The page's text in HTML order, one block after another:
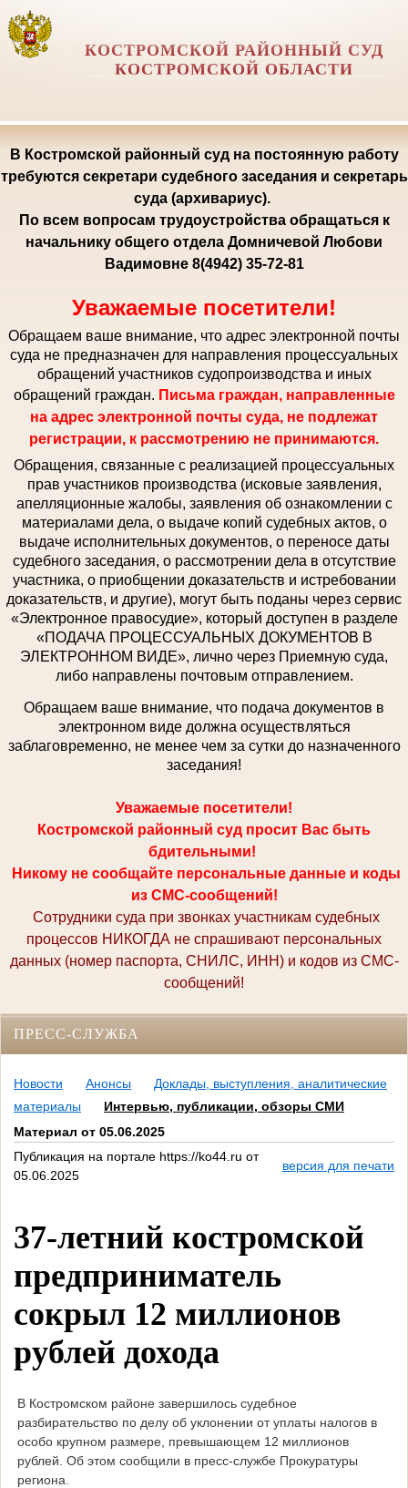
КОСТРОМСКОЙ РАЙОННЫЙ СУД
КОСТРОМСКОЙ ОБЛАСТИ
В Костромской районный суд на постоянную работу
требуются секретари судебного заседания и секретарь
суда (архивариус).
По всем вопросам трудоустройства обращаться к
начальнику общего отдела Домничевой Любови
Вадимовне 8(4942) 35-72-81
Уважаемые посетители!
Обращаем ваше внимание, что адрес электронной почты
суда не предназначен для направления процессуальных
обращений участников судопроизводства и иных
обращений граждан. Письма граждан, направленные
на адрес электронной почты суда, не подлежат
регистрации, к рассмотрению не принимаются.
Обращения, связанные с реализацией процессуальных
прав участников производства (исковые заявления,
апелляционные жалобы, заявления об ознакомлении с
материалами дела, о выдаче копий судебных актов, о
выдаче исполнительных документов, о переносе даты
судебного заседания, о рассмотрении дела в отсутствие
участника, о приобщении доказательств и истребовании
доказательств, и другие), могут быть поданы через сервис
«Электронное правосудие», который доступен в разделе
«ПОДАЧА ПРОЦЕССУАЛЬНЫХ ДОКУМЕНТОВ В
ЭЛЕКТРОННОМ ВИДЕ», лично через Приемную суда,
либо направлены почтовым отправлением.
Обращаем ваше внимание, что подача документов в
электронном виде должна осуществляться
заблаговременно, не менее чем за сутки до назначенного
заседания!
Уважаемые посетители!
Костромской районный суд просит Вас быть
бдительными!
Никому не сообщайте персональные данные и коды
из СМС-сообщений!
Сотрудники суда при звонках участникам судебных
процессов НИКОГДА не спрашивают персональных
данных (номер паспорта, СНИЛС, ИНН) и кодов из СМС-
сообщений!
ПРЕСС-СЛУЖБА
Новости Анонсы
Доклады, выступления, аналитические
материалы
Интервью, публикации, обзоры СМИ
Материал от 05.06.2025
Публикация на портале https://ko44.ru от
05.06.2025
версия для печати
37-летний костромской
предприниматель
сокрыл 12 миллионов
рублей дохода
В Костромском районе завершилось судебное
разбирательство по делу об уклонении от уплаты налогов в
особо крупном размере, превышающем 12 миллионов
рублей. Об этом сообщили в пресс-службе Прокуратуры
региона.